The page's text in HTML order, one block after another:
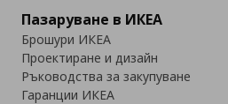
Пазаруване в ИКЕА
Брошури ИКЕА
Проектиране и дизайн
Ръководства за закупуване
Гаранции ИКЕА